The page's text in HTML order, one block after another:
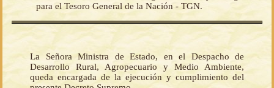
para el Tesoro General de la Nación - TGN.
La Señora Ministra de Estado, en el Despacho de
Desarrollo Rural, Agropecuario y Medio Ambiente,
queda encargada de la ejecución y cumplimiento del